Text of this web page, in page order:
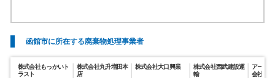
函館市に所在する廃棄物処理事業者
株式会社もっかいト
ラスト
株式会社丸升増田本
店
株式会社大口興業
株式会社西武建設運
輸
アーク
会社